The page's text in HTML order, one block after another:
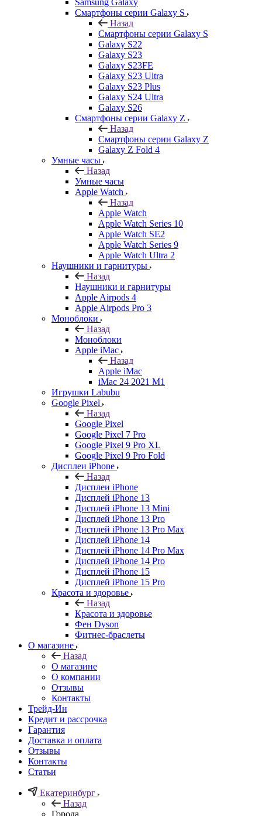
Samsung Galaxy
Смартфоны серии Galaxy S
Назад
Смартфоны серии Galaxy S
Galaxy S22
Galaxy S23
Galaxy S23FE
Galaxy S23 Ultra
Galaxy S23 Plus
Galaxy S24 Ultra
Galaxy S26
Смартфоны серии Galaxy Z
Назад
Смартфоны серии Galaxy Z
Galaxy Z Fold 4
Умные часы
Назад
Умные часы
Apple Watch
Назад
Apple Watch
Apple Watch Series 10
Apple Watch SE2
Apple Watch Series 9
Apple Watch Ultra 2
Наушники и гарнитуры
Назад
Наушники и гарнитуры
Apple Airpods 4
Apple Airpods Pro 3
Моноблоки
Назад
Моноблоки
Apple iMac
Назад
Apple iMac
iMac 24 2021 M1
Игрушки Labubu
Google Pixel
Назад
Google Pixel
Google Pixel 7 Pro
Google Pixel 9 Pro XL
Google Pixel 9 Pro Fold
Дисплеи iPhone
Назад
Дисплеи iPhone
Дисплей iPhone 13
Дисплей iPhone 13 Mini
Дисплей iPhone 13 Pro
Дисплей iPhone 13 Pro Max
Дисплей iPhone 14
Дисплей iPhone 14 Pro Max
Дисплей iPhone 14 Pro
Дисплей iPhone 15
Дисплей iPhone 15 Pro
Красота и здоровье
Назад
Красота и здоровье
Фен Dyson
Фитнес-браслеты
О магазине
Назад
О магазине
О компании
Отзывы
Контакты
Трейд-Ин
Кредит и рассрочка
Гарантия
Доставка и оплата
Отзывы
Контакты
Статьи
Екатеринбург
Назад
Города